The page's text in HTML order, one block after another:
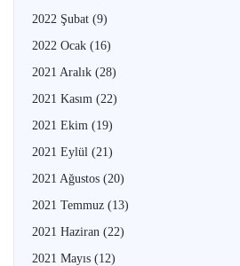
2022 Şubat (9)
2022 Ocak (16)
2021 Aralık (28)
2021 Kasım (22)
2021 Ekim (19)
2021 Eylül (21)
2021 Ağustos (20)
2021 Temmuz (13)
2021 Haziran (22)
2021 Mayıs (12)